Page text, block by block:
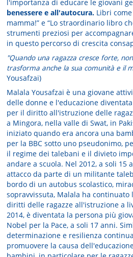
l'importanza di educare le giovani
benessere e all'autocura. Libri
mamma!” e “Lo straordinario libro
strumenti preziosi per
in questo percorso di crescita
"Quando una ragazza cresce forte,
trasforma anche la sua comunità e il
Yousafzai)
Malala Yousafzai è una giovane
delle donne e l'educazione
per il diritto all'istruzione delle
a Mingora, nella valle di Swat, in
iniziato quando era ancora una
per la BBC sotto uno pseudonimo,
il regime dei talebani e il divieto
andare a scuola. Nel 2012, a soli 15
attacco da parte di un militante
bordo di un autobus scolastico,
sopravvissuta, Malala ha
diritti delle ragazze all'istruzione a
2014, è diventata la persona più
Nobel per la Pace, a soli 17 anni.
determinazione e resilienza
promuovere la causa